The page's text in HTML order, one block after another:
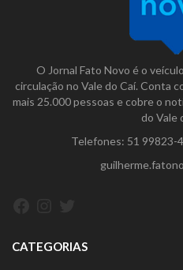
O Jornal Fato Novo é o
circulação no Vale do Caí. Conta
mais 25.000 pessoas e cobre o
do Vale
Telefones: 51 99823-
CATEGORIAS